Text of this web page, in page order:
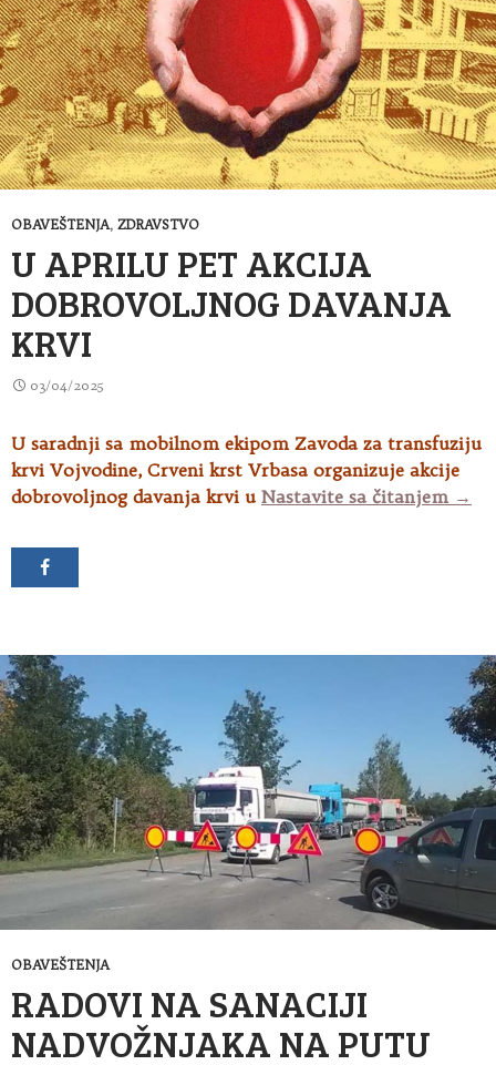
OBAVEŠTENJA, ZDRAVSTVO
U APRILU PET AKCIJA
DOBROVOLJNOG DAVANJA
KRVI
03/04/2025
U saradnji sa mobilnom ekipom Zavoda za transfuziju
krvi Vojvodine, Crveni krst Vrbasa organizuje akcije
dobrovoljnog davanja krvi u Nastavite sa čitanjem U
→
OBAVEŠTENJA
RADOVI NA SANACIJI
NADVOŽNJAKA NA PUTU